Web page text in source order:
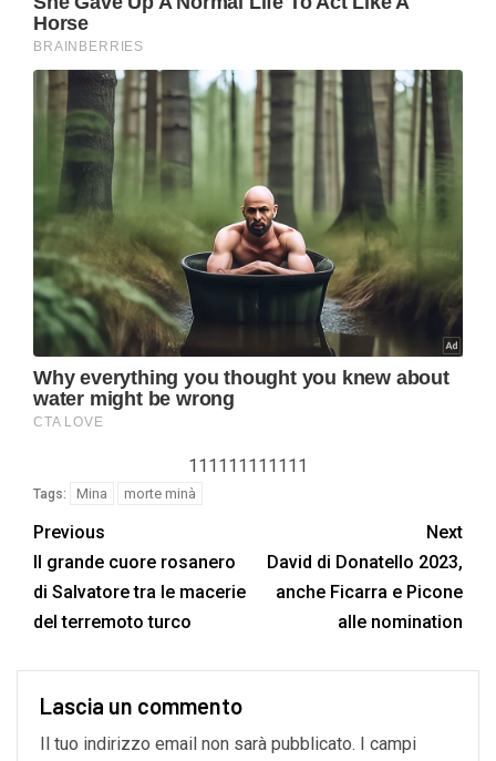
111111111111
Tags: Mina morte minà
Previous
Il grande cuore rosanero
di Salvatore tra le macerie
del terremoto turco
Next
David di Donatello 2023,
anche Ficarra e Picone
alle nomination
Lascia un commento
Il tuo indirizzo email non sarà pubblicato. I campi